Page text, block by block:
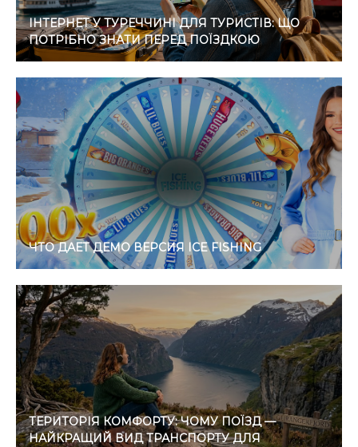
ІНТЕРНЕТ У ТУРЕЧЧИНІ ДЛЯ ТУРИСТІВ: ЩО
ПОТРІБНО ЗНАТИ ПЕРЕД ПОЇЗДКОЮ
ЧТО ДАЕТ ДЕМО ВЕРСИЯ ICE FISHING
ТЕРИТОРІЯ КОМФОРТУ: ЧОМУ ПОЇЗД —
НАЙКРАЩИЙ ВИД ТРАНСПОРТУ ДЛЯ